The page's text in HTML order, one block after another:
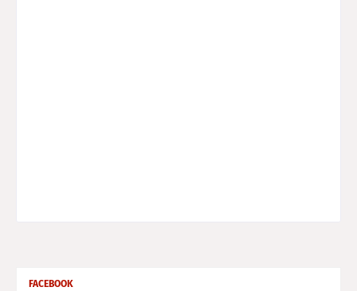
FACEBOOK